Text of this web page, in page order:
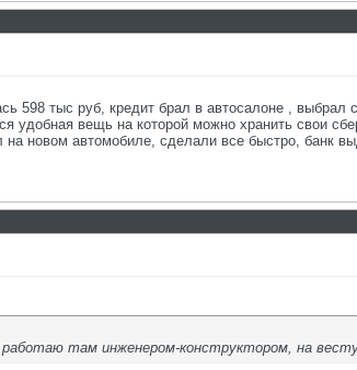
598 тыс руб, кредит брал в автосалоне ,
удобная вещь на которой можно хранить свои
новом автомобиле, сделали все быстро, банк
там инженером-конструктором, на